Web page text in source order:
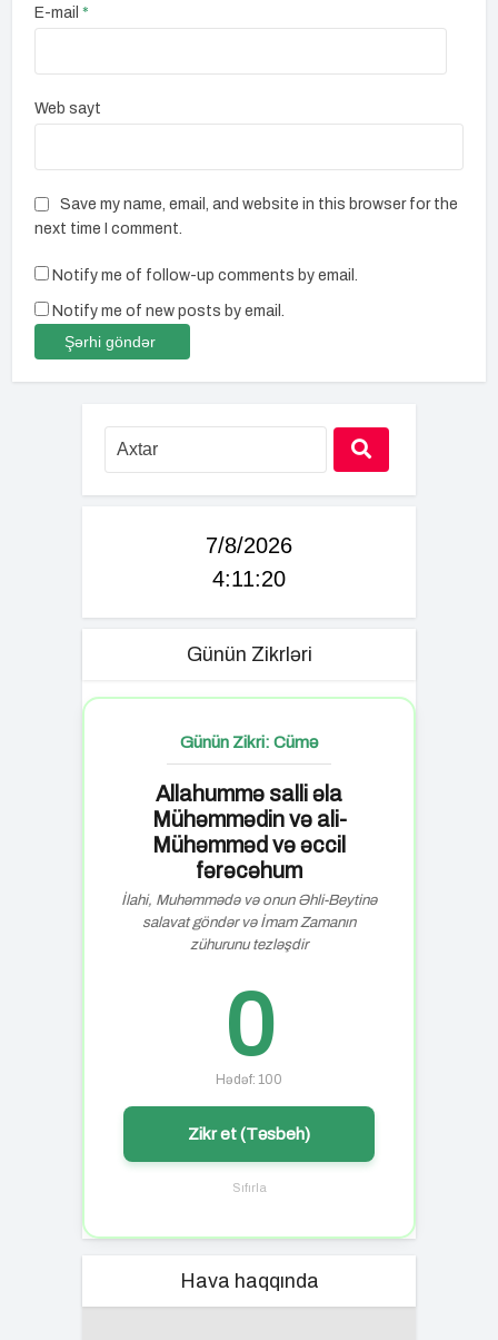
E-mail*
Web sayt
Save my name, email, and website in this browser for the
next time I comment.
Notify me of follow-up comments by email.
Notify me of new posts by email.
7/8/2026
4:11:21
Günün Zikrləri
Günün Zikri: Cümə
Allahummə salli əla
Mühəmmədin və ali-
Mühəmməd və əccil
fərəcəhum
İlahi, Muhəmmədə və onun Əhli-Beytinə
salavat göndər və İmam Zamanın
zühurunu tezləşdir
0
Hədəf: 100
Zikr et (Təsbeh)
Sıfırla
Hava haqqında